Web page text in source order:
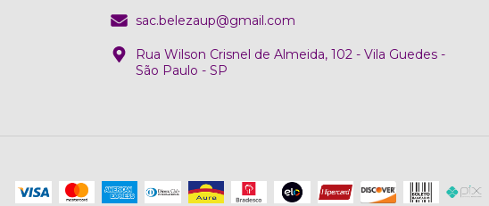
sac.belezaup@gmail.com
Rua Wilson Crisnel de Almeida, 102 - Vila Guedes -
São Paulo - SP